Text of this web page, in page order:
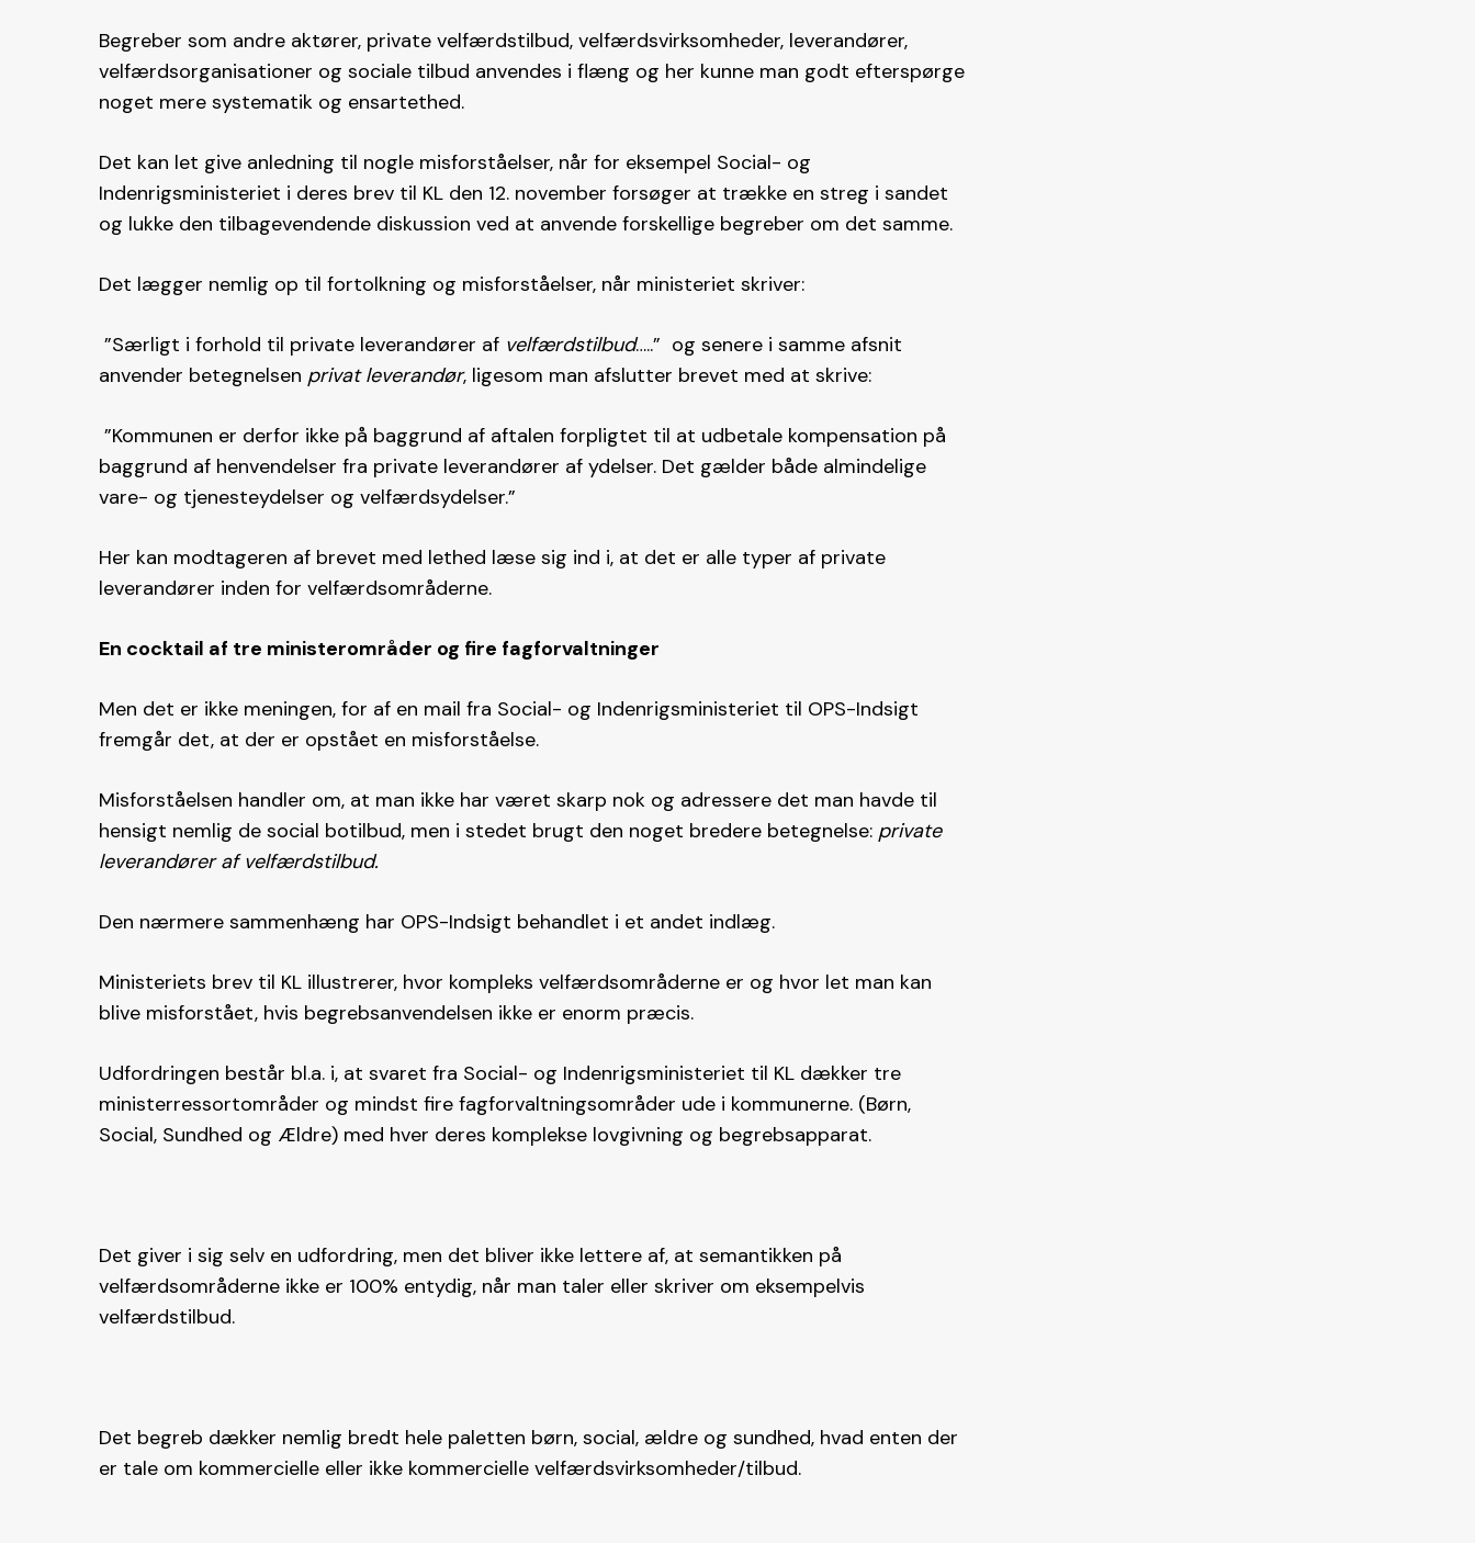
Begreber som andre aktører, private velfærdstilbud, velfærdsvirksomheder, leverandører,
velfærdsorganisationer og sociale tilbud anvendes i flæng og her kunne man godt efterspørge
noget mere systematik og ensartethed.
Det kan let give anledning til nogle misforståelser, når for eksempel Social- og
Indenrigsministeriet i deres brev til KL den 12. november forsøger at trække en streg i sandet
og lukke den tilbagevendende diskussion ved at anvende forskellige begreber om det samme.
Det lægger nemlig op til fortolkning og misforståelser, når ministeriet skriver:
”Særligt i forhold til private leverandører af velfærdstilbud…..” og senere i samme afsnit
anvender betegnelsen privat leverandør, ligesom man afslutter brevet med at skrive:
”Kommunen er derfor ikke på baggrund af aftalen forpligtet til at udbetale kompensation på
baggrund af henvendelser fra private leverandører af ydelser. Det gælder både almindelige
vare- og tjenesteydelser og velfærdsydelser.”
Her kan modtageren af brevet med lethed læse sig ind i, at det er alle typer af private
leverandører inden for velfærdsområderne.
En cocktail af tre ministerområder og fire fagforvaltninger
Men det er ikke meningen, for af en mail fra Social- og Indenrigsministeriet til OPS-Indsigt
fremgår det, at der er opstået en misforståelse.
Misforståelsen handler om, at man ikke har været skarp nok og adressere det man havde til
hensigt nemlig de social botilbud, men i stedet brugt den noget bredere betegnelse: private
leverandører af velfærdstilbud.
Den nærmere sammenhæng har OPS-Indsigt behandlet i et andet indlæg.
Ministeriets brev til KL illustrerer, hvor kompleks velfærdsområderne er og hvor let man kan
blive misforstået, hvis begrebsanvendelsen ikke er enorm præcis.
Udfordringen består bl.a. i, at svaret fra Social- og Indenrigsministeriet til KL dækker tre
ministerressortområder og mindst fire fagforvaltningsområder ude i kommunerne. (Børn,
Social, Sundhed og Ældre) med hver deres komplekse lovgivning og begrebsapparat.
Det giver i sig selv en udfordring, men det bliver ikke lettere af, at semantikken på
velfærdsområderne ikke er 100% entydig, når man taler eller skriver om eksempelvis
velfærdstilbud.
Det begreb dækker nemlig bredt hele paletten børn, social, ældre og sundhed, hvad enten der
er tale om kommercielle eller ikke kommercielle velfærdsvirksomheder/tilbud.